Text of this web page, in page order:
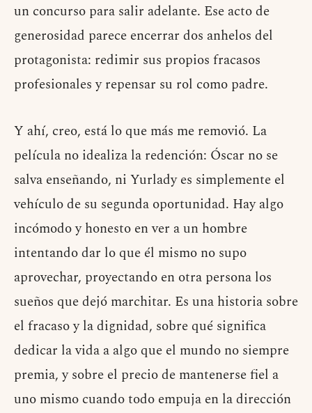
un concurso para salir adelante. Ese acto de
generosidad parece encerrar dos anhelos del
protagonista: redimir sus propios fracasos
profesionales y repensar su rol como padre.
Y ahí, creo, está lo que más me removió. La
película no idealiza la redención: Óscar no se
salva enseñando, ni Yurlady es simplemente el
vehículo de su segunda oportunidad. Hay algo
incómodo y honesto en ver a un hombre
intentando dar lo que él mismo no supo
aprovechar, proyectando en otra persona los
sueños que dejó marchitar. Es una historia sobre
el fracaso y la dignidad, sobre qué significa
dedicar la vida a algo que el mundo no siempre
premia, y sobre el precio de mantenerse fiel a
uno mismo cuando todo empuja en la dirección